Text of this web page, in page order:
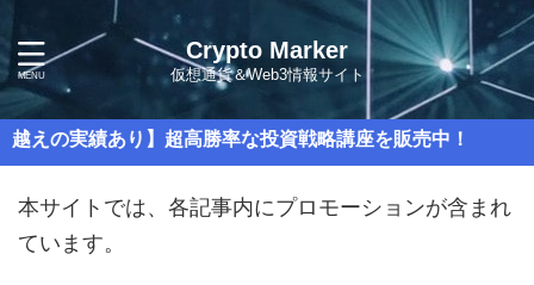
Crypto Marker
仮想通貨＆Web3情報サイト
あり】超高勝率な投資戦略講座を販売中！
本サイトでは、各記事内にプロモーションが含まれ
ています。